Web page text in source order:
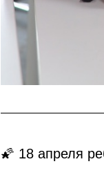
🌠 18 апреля